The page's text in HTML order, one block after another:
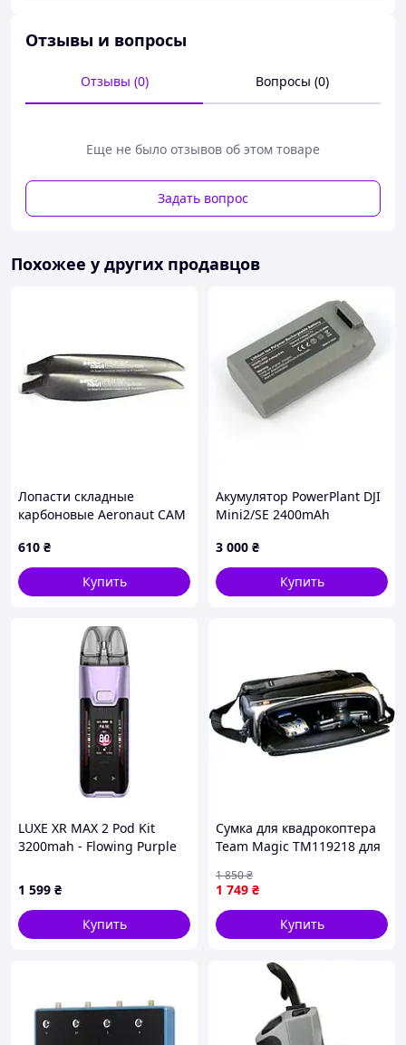
позволяет интегрировать его в дроны разных
категорий без влияния на их производительность.
ориентацию в пространстве, что особенно полезно для
FPV-пилотов и автономных дронов.
одновременную работу с несколькими
спутниковыми системами GPS, ГЛОНАСС, Galileo,
BeiDou, QZSS и SBAS.
Встроенный компас QMC5883L обеспечивает
Удобное подключение: 6-контактный разъем
упрощает монтаж и не требует пайки.
Работает в широком температурном диапазоне
от -40°C до +85°C.
Световая индикация:
LED индикатор мигает желтым, когда фиксируется GPS.
1 × медная фольга
Отзывы и вопросы
Отзывы (0) Вопросы (0)
Еще не было отзывов об этом товаре
Задать вопрос
Похожее у других продавцов
Лопасти складные
карбоновые Aeronaut CAM
610 ₴
Купить
Акумулятор PowerPlant DJI
Mini2/SE 2400mAh
3 000 ₴
Купить
LUXE XR MAX 2 Pod Kit
3200mah - Flowing Purple
1 599 ₴
Купить
Сумка для квадрокоптера
Team Magic TM119218 для
1 749 ₴
1 850₴
Купить